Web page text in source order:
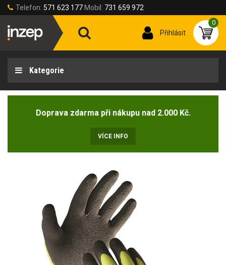
Telefon: 571 623 177 Mobil: 731 659 972
Přihlásit
0
Kategorie
Doprava zdarma při nákupu nad 2.000 Kč.
VÍCE INFO